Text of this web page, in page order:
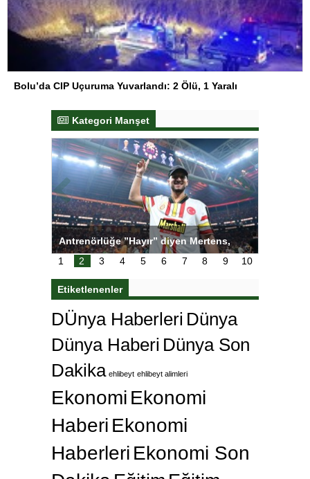
Bolu’da CIP Uçuruma Yuvarlandı: 2 Ölü, 1 Yaralı
Kategori Manşet
Antrenörlüğe ”Hayır” diyen Mertens,
Galatasaray’dan bakın ne istedi
1
2 3 4 5 6 7 8 9 10
Etiketlenenler
DÜnya Haberleri Dünya
Dünya Haberi Dünya Son
Dakika ehlibeyt ehlibeyt alimleri
Ekonomi Ekonomi
Haberi Ekonomi
Haberleri Ekonomi Son